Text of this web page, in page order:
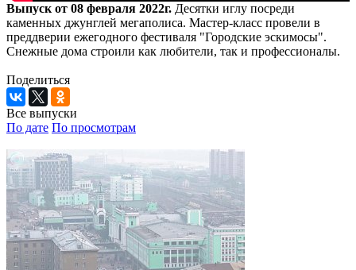
Выпуск от 08 февраля 2022г. Десятки иглу посреди
каменных джунглей мегаполиса. Мастер-класс провели в
преддверии ежегодного фестиваля "Городские эскимосы".
Снежные дома строили как любители, так и профессионалы.
Поделиться
Все выпуски
По дате По просмотрам